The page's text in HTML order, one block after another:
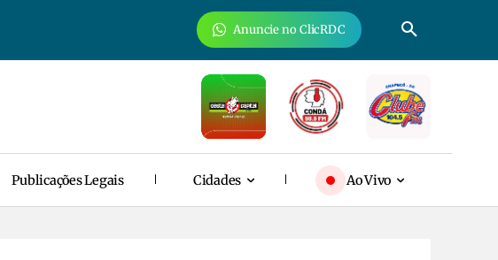
Anuncie no ClicRDC
Publicações Legais Cidades Ao Vivo